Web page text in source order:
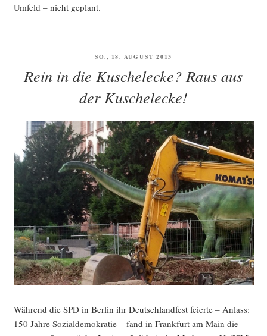
Umfeld – nicht geplant.
VERÖFFENTLICHT
SO., 18. AUGUST 2013
Rein in die Kuschelecke? Raus aus
der Kuschelecke!
Wäh­rend die SPD in Ber­lin ihr Deutsch­land­fest fei­er­te – Anlass:
150 Jah­re Sozi­al­de­mo­kra­tie – fand in Frank­furt am Main die